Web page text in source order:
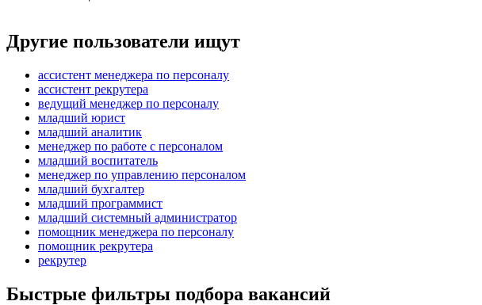
Другие пользователи ищут
ассистент менеджера по персоналу
ассистент рекрутера
ведущий менеджер по персоналу
младший юрист
младший аналитик
менеджер по работе с персоналом
младший воспитатель
менеджер по управлению персоналом
младший бухгалтер
младший программист
младший системный администратор
помощник менеджера по персоналу
помощник рекрутера
рекрутер
Быстрые фильтры подбора вакансий